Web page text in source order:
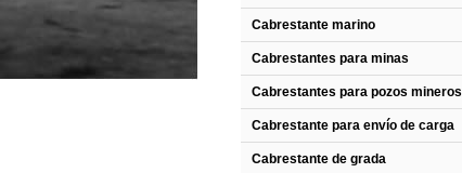
Cabrestante marino
Cabrestantes para minas
Cabrestantes para pozos mineros
Cabrestante para envío de carga
Cabrestante de grada